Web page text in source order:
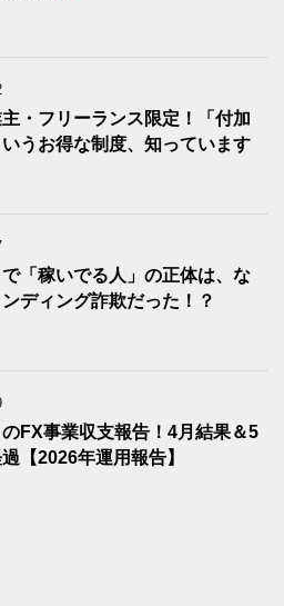
・フリーランス限定！「付加
うお得な制度、知っています
「稼いでる人」の正体は、な
ディング詐欺だった！？
FX事業収支報告！4月結果＆5
【2026年運用報告】